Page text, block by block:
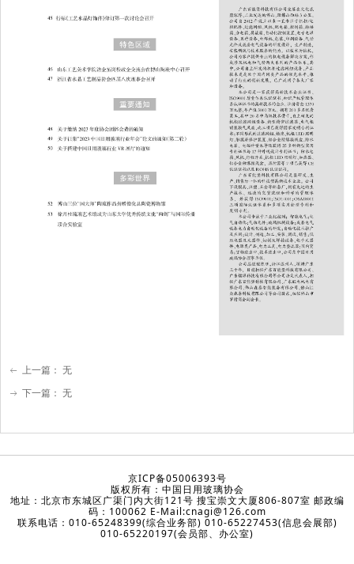
ꂃ 上一篇： 无
ꁹ 下一篇： 无
京ICP备05006393号
版权所有：中国日用玻璃协会
地址：北京市东城区广渠门内大街121号 搜宝崇文大厦806-807室 邮政编
码：100062 E-Mail:cnagi@126.com
联系电话：010-65248399(综合业务部) 010-65227453(信息会展部)
010-65220197(会员部、办公室)